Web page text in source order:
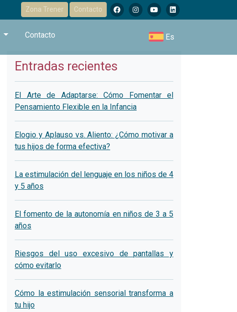
Zona Trener Contacto
Contacto Es
Entradas recientes
El Arte de Adaptarse: Cómo Fomentar el
Pensamiento Flexible en la Infancia
Elogio y Aplauso vs. Aliento: ¿Cómo motivar a
tus hijos de forma efectiva?
La estimulación del lenguaje en los niños de 4
y 5 años
El fomento de la autonomía en niños de 3 a 5
años
Riesgos del uso excesivo de pantallas y
cómo evitarlo
Cómo la estimulación sensorial transforma a
tu hijo